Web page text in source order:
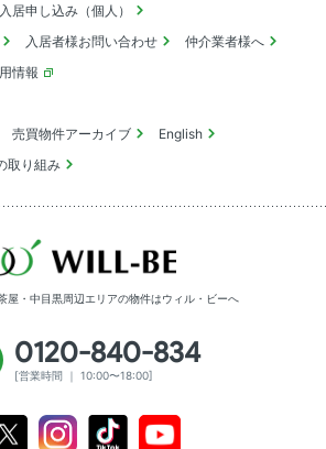
入居申し込み（個人）
入居者様お問い合わせ
仲介業者様へ
情報
売買物件アーカイブ
English
取り組み
屋・中目黒周辺エリアの物件はウィル・ビーへ
0120-840-834
[営業時間 ｜ 10:00〜18:00]
Instagram Tiktok